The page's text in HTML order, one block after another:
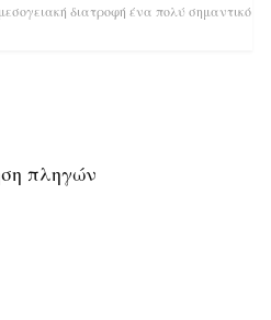
διατροφή ένα πολύ σημαντικό
πληγών